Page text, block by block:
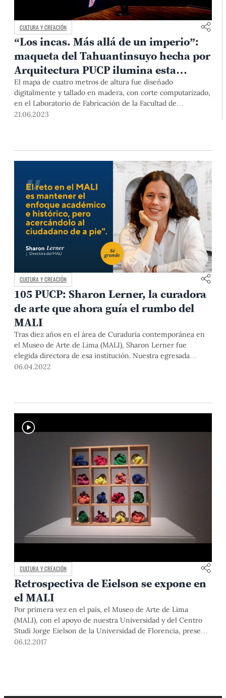
CULTURA Y CREACIÓN
“Los incas. Más allá de un imperio”:
maqueta del Tahuantinsuyo hecha por
Arquitectura PUCP ilumina esta
muestra en el MALI
El mapa de cuatro metros de altura fue diseñado
digitalmente y tallado en madera, con corte computarizado,
en el Laboratorio de Fabricación de la Facultad de
Arquitectura y Urbanismo PUCP. Es una pieza importante
21.06.2023
CULTURA Y CREACIÓN
105 PUCP: Sharon Lerner, la curadora
de arte que ahora guía el rumbo del
MALI
Tras diez años en el área de Curaduría contemporánea en
el Museo de Arte de Lima (MALI), Sharon Lerner fue
elegida directora de esa institución. Nuestra egresada
cuenta que su mayor reto será acercar más públicos a este
06.04.2022
CULTURA Y CREACIÓN
Retrospectiva de Eielson se expone en
el MALI
Por primera vez en el país, el Museo de Arte de Lima
(MALI), con el apoyo de nuestra Universidad y del Centro
Studi Jorge Eielson de la Universidad de Florencia, presenta
una retrospectiva de Jorge Eduardo Eielson, piedra angular
06.12.2017